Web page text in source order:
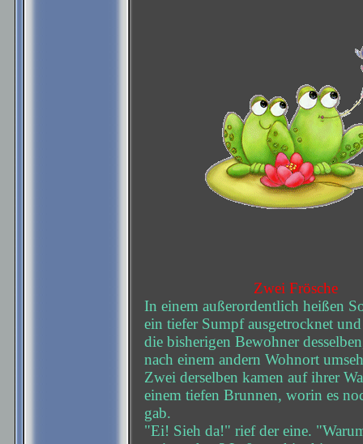
Zwei Frösche
In einem außerordentlich heißen
ein tiefer Sumpf ausgetrocknet
die bisherigen Bewohner
nach einem andern Wohnort
Zwei derselben kamen auf ihrer
einem tiefen Brunnen, worin es
gab.
"Ei! Sieh da!" rief der eine.